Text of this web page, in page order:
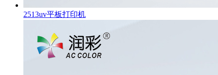
2513uv平板打印机